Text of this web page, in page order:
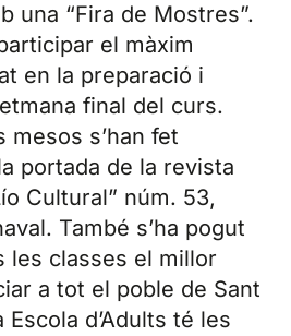
una “Fira de Mostres”.
el màxim
en la preparació i
final del curs.
mesos s’han fet
portada de la revista
Cultural” núm. 53,
També s’ha pogut
les classes el millor
a tot el poble de Sant
d’Adults té les